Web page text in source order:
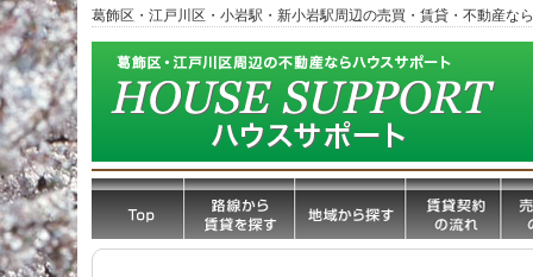
葛飾区・江戸川区・小岩駅・新小岩駅周辺の売買・賃貸・不動産な